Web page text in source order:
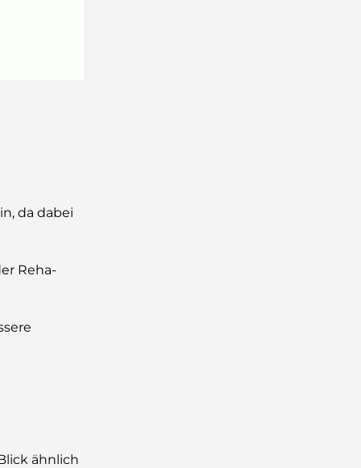
da dabei
Reha-
ähnlich